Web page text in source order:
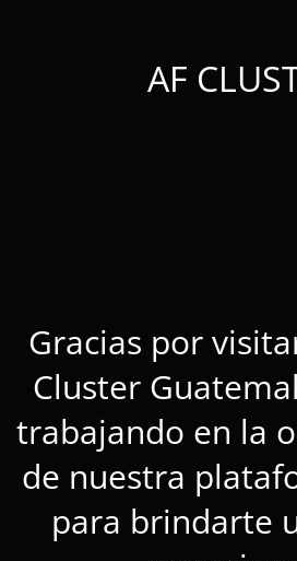
AF
Gracias por
Cluster
trabajando en la
de nuestra
para brindarte